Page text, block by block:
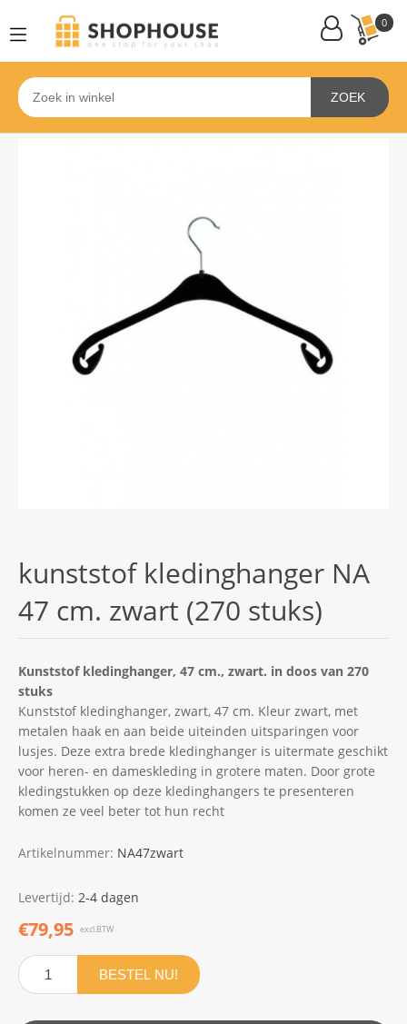
0
ZOEK
kunststof kledinghanger NA
47 cm. zwart (270 stuks)
Kunststof kledinghanger, 47 cm., zwart. in doos van 270
stuks
Kunststof kledinghanger, zwart, 47 cm. Kleur zwart, met
metalen haak en aan beide uiteinden uitsparingen voor
lusjes. Deze extra brede kledinghanger is uitermate geschikt
voor heren- en dameskleding in grotere maten. Door grote
kledingstukken op deze kledinghangers te presenteren
komen ze veel beter tot hun recht
Artikelnummer: NA47zwart
Levertijd: 2-4 dagen
€79,95 excl.BTW
BESTEL NU!